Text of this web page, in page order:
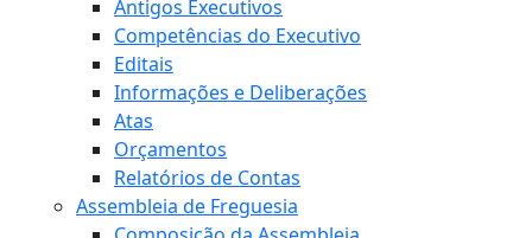
Antigos Executivos
Competências do Executivo
Editais
Informações e Deliberações
Atas
Orçamentos
Relatórios de Contas
Assembleia de Freguesia